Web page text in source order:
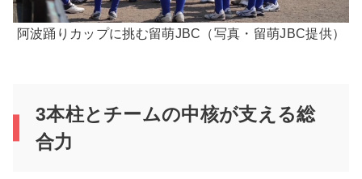
阿波踊りカップに挑む留萌JBC（写真・留萌JBC提供）
3本柱とチームの中核が支える総
合力